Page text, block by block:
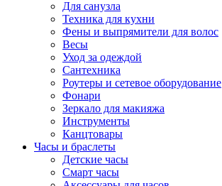
Для санузла
Техника для кухни
Фены и выпрямители для волос
Весы
Уход за одеждой
Сантехника
Роутеры и сетевое оборудование
Фонари
Зеркало для макияжа
Инструменты
Канцтовары
Часы и браслеты
Детские часы
Смарт часы